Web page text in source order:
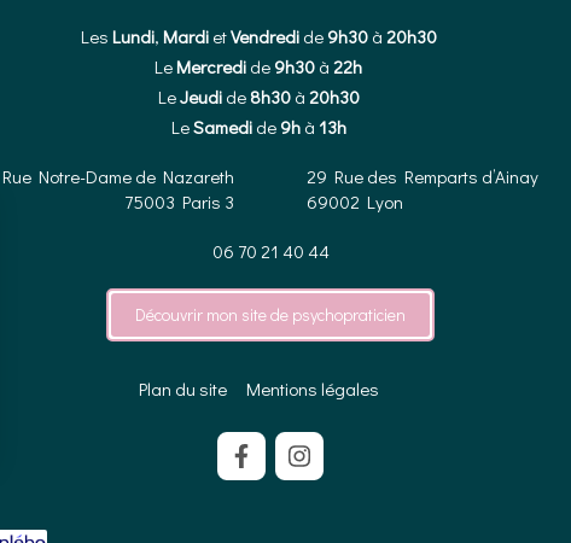
Les Lundi, MardietVendredide 9h30à 20h30
Le Mercredi de 9h30 à 22h
LeJeudide 8h30à 20h30
LeSamedide 9hà 13h
Notre-Dame de Nazareth
75003 Paris 3
29 Rue des Remparts d’Ainay
69002 Lyon
06 70 21 40 44
Découvrir mon site de psychopraticien
Plan du site Mentions légales